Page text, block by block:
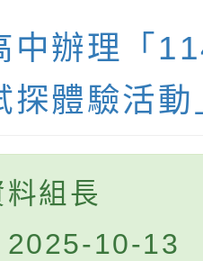
中辦理「
探體驗活動
組長
2025-10-13